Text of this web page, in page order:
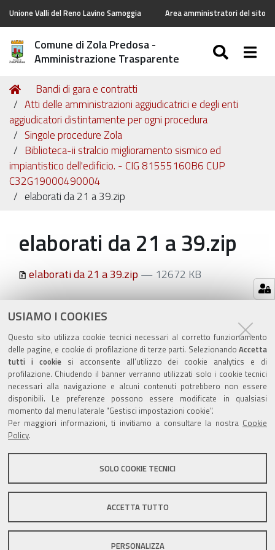
USIAMO I COOKIES
Questo sito utilizza cookie tecnici necessari al corretto funzionamento
delle pagine, e cookie di profilazione di terze parti. Selezionando Accetta
tutti i cookiesi acconsente all’utilizzo dei cookie analytics e di
profilazione. Chiudendo il banner verranno utilizzati solo i cookie tecnici
necessari alla navigazione e alcuni contenuti potrebbero non essere
disponibili. Le preferenze possono essere modificate in qualsiasi
momento dal menu laterale "Gestisci impostazioni cookie".
Per maggiori informazioni, ti invitiamo a consultare la nostra Cookie
Policy.
SOLO COOKIE TECNICI
ACCETTA TUTTO
PERSONALIZZA
Unione Valli del Reno Lavino Samoggia Area amministratori del sito
Comune di Zola Predosa -
Amministrazione Trasparente
Tu
sei
qui:
Home
Bandi di gara e contratti
Atti delle amministrazioni aggiudicatrici e degli enti
aggiudicatori distintamente per ogni procedura
Singole procedure Zola
Biblioteca-ii stralcio miglioramento sismico ed
impiantistico dell'edificio. - CIG 81555160B6 CUP
C32G19000490004
elaborati da 21 a 39.zip
elaborati da 21 a 39.zip
elaborati da 21 a 39.zip— 12672 KB
Azioni
sul
documento
ultima modifica 20/10/2020
Valuta questo sito
Sito istituzionale Comune di Zola Predosa